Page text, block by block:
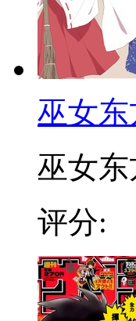
巫女
巫女
评分: